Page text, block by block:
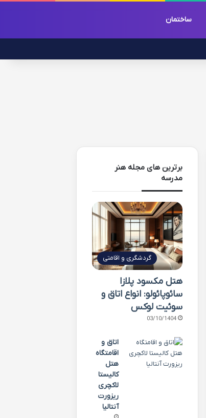
ساختمان
برترین های مجله هنر
مدرسه
گردشگری و اقامتی
هتل مکسود پلازا
سائوپائولو: انواع اتاق و
سوئیت لوکس
03/10/1404
اتاق و
اقامتگاه
هتل
کالیستا
لاکچری
ریزورت
آنتالیا